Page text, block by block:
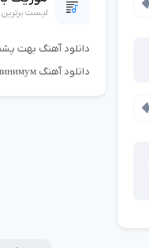
لیست
دانلود آهنگ بهت
دانلود آهنگ амура минимум